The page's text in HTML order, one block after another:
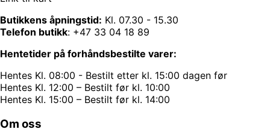
Butikkens åpningstid: Kl. 07.30 - 15.30
Telefon butikk: +47 33 04 18 89
Hentetider på forhåndsbestilte varer:
Hentes Kl. 08:00 - Bestilt etter kl. 15:00 dagen før
Hentes Kl. 12:00 – Bestilt før kl. 10:00
Hentes Kl. 15:00 – Bestilt før kl. 14:00
Om oss